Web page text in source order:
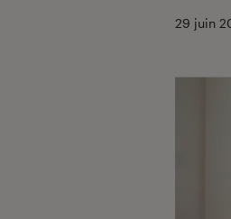
29 juin